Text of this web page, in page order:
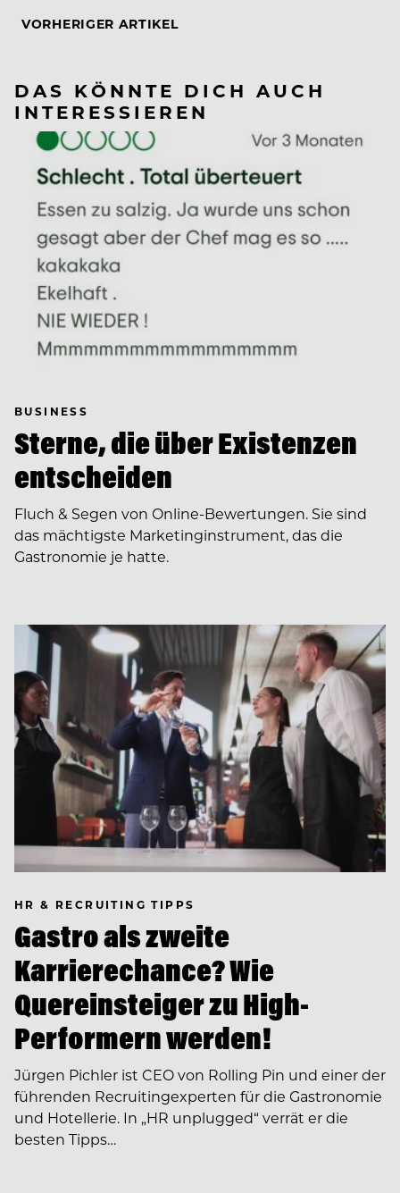
VORHERIGER ARTIKEL
DAS KÖNNTE DICH AUCH
INTERESSIEREN
BUSINESS
Sterne, die über Existenzen
entscheiden
Fluch & Segen von Online-Bewertungen. Sie sind
das mächtigste Marketinginstrument, das die
Gastronomie je hatte.
HR & RECRUITING TIPPS
Gastro als zweite
Karrierechance? Wie
Quereinsteiger zu High-
Performern werden!
Jürgen Pichler ist CEO von Rolling Pin und einer der
führenden Recruiting­experten für die Gastronomie
und Hotellerie. In ­­„HR unplugged“ verrät er die
besten Tipps…